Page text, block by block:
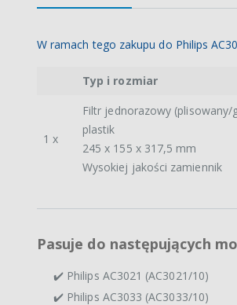
W ramach tego zakupu do Philips
Typ i rozmiar
1 x
Filtr jednorazowy (plisowany/
plastik
245 x 155 x 317,5 mm
Wysokiej jakości zamiennik
Pasuje do następujących
✔️ Philips AC3021 (AC3021/10)
✔️ Philips AC3033 (AC3033/10)